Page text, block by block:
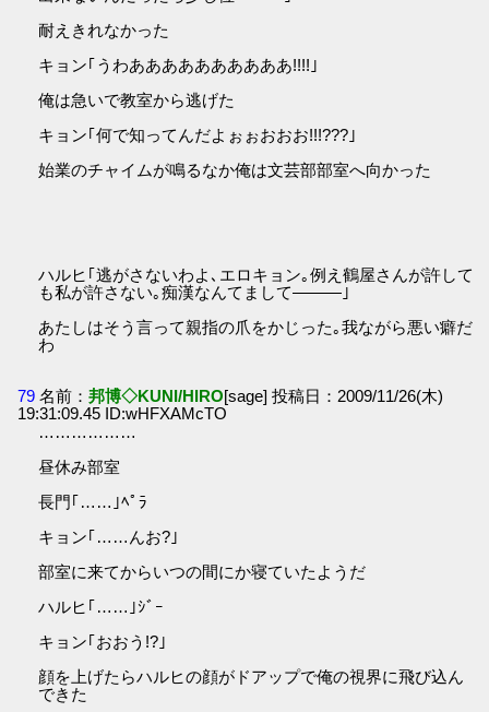
耐えきれなかった
キョン｢うわああああああああああ!!!!｣
俺は急いで教室から逃げた
キョン｢何で知ってんだよぉぉおおお!!!???｣
始業のチャイムが鳴るなか俺は文芸部部室へ向かった
ハルヒ｢逃がさないわよ､エロキョン｡例え鶴屋さんが許して
も私が許さない｡痴漢なんてまして―――｣
あたしはそう言って親指の爪をかじった｡我ながら悪い癖だ
わ
79 名前：邦博◇KUNI/HIRO[sage] 投稿日：2009/11/26(木)
19:31:09.45 ID:wHFXAMcTO
………………
昼休み部室
長門｢……｣ﾍﾟﾗ
キョン｢……んお?｣
部室に来てからいつの間にか寝ていたようだ
ハルヒ｢……｣ｼﾞｰ
キョン｢おおう!?｣
顔を上げたらハルヒの顔がドアップで俺の視界に飛び込ん
できた